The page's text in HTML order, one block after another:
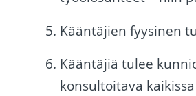
Kääntäjien fyysinen
Kääntäjiä tulee
konsultoitava